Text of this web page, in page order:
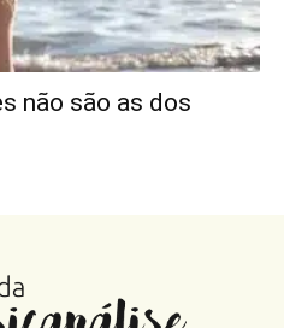
não são as dos